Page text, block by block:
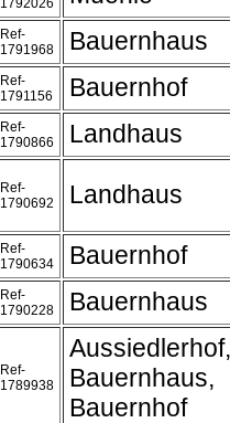
1792026
Ref-
1791968
Bauernhaus
Ref-
1791156
Bauernhof
Ref-
1790866
Landhaus
Ref-
1790692
Landhaus
Ref-
1790634
Bauernhof
Ref-
1790228
Bauernhaus
Ref-
1789938
Aussiedlerhof,
Bauernhaus,
Bauernhof